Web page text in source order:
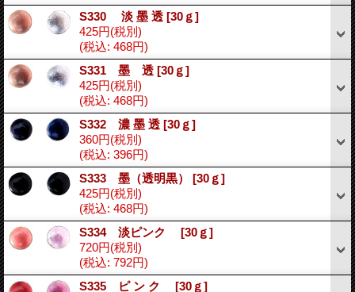
S330 淡 墨 透 [30ｇ]
425円(税別)
(税込: 468円)
S331 墨 透 [30ｇ]
425円(税別)
(税込: 468円)
S332 濃 墨 透 [30ｇ]
360円(税別)
(税込: 396円)
S333 墨（透明黒） [30ｇ]
425円(税別)
(税込: 468円)
S334 淡ピンク [30ｇ]
720円(税別)
(税込: 792円)
S335 ピ ン ク [30ｇ]